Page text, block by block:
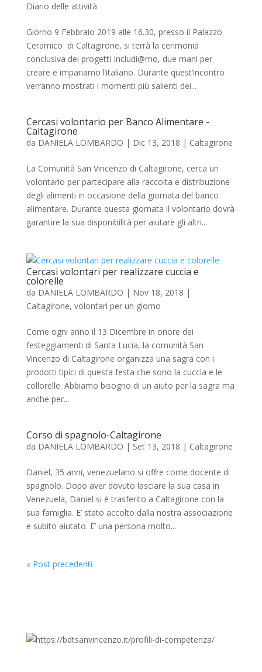
Diario delle attività
Giorno 9 Febbraio 2019 alle 16.30, presso il Palazzo
Ceramico di Caltagirone, si terrà la cerimonia
conclusiva dei progetti Includi@mo, due mani per
creare e impariamo l’italiano. Durante quest’incontro
verranno mostrati i momenti più salienti dei...
Cercasi volontario per Banco Alimentare -
Caltagirone
da DANIELA LOMBARDO | Dic 13, 2018 | Caltagirone
La Comunità San Vincenzo di Caltagirone, cerca un
volontario per partecipare alla raccolta e distribuzione
degli alimenti in occasione della giornata del banco
alimentare. Durante questa giornata il volontario dovrà
garantire la sua disponibilità per aiutare gli altri...
Cercasi volontari per realizzare cuccia e
colorelle
da DANIELA LOMBARDO | Nov 18, 2018 |
Caltagirone, volontari per un giorno
Come ogni anno il 13 Dicembre in onore dei
festeggiamenti di Santa Lucia, la comunità San
Vincenzo di Caltagirone organizza una sagra con i
prodotti tipici di questa festa che sono la cuccìa e le
collorelle. Abbiamo bisogno di un aiuto per la sagra ma
anche per...
Corso di spagnolo-Caltagirone
da DANIELA LOMBARDO | Set 13, 2018 | Caltagirone
Daniel, 35 anni, venezuelano si offre come docente di
spagnolo. Dopo aver dovuto lasciare la sua casa in
Venezuela, Daniel si è trasferito a Caltagirone con la
sua famiglia. E’ stato accolto dalla nostra associazione
e subito aiutato. E’ una persona molto...
« Post precedenti